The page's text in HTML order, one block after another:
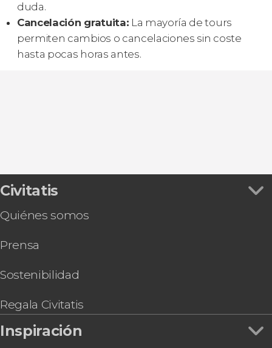
duda.
Cancelación gratuita: La mayoría de tours
permiten cambios o cancelaciones sin coste
hasta pocas horas antes.
Civitatis
Quiénes somos
Prensa
Sostenibilidad
Regala Civitatis
Inspiración